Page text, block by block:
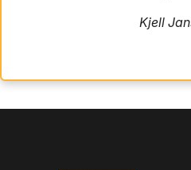
Kjell